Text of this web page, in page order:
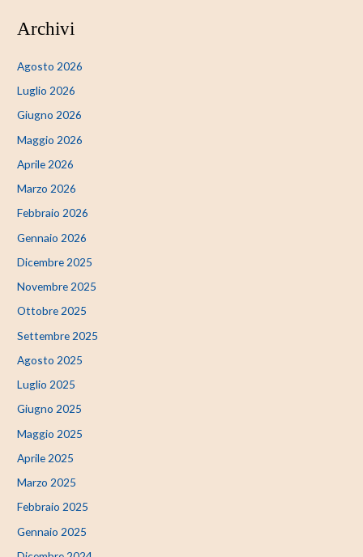
Archivi
Agosto 2026
Luglio 2026
Giugno 2026
Maggio 2026
Aprile 2026
Marzo 2026
Febbraio 2026
Gennaio 2026
Dicembre 2025
Novembre 2025
Ottobre 2025
Settembre 2025
Agosto 2025
Luglio 2025
Giugno 2025
Maggio 2025
Aprile 2025
Marzo 2025
Febbraio 2025
Gennaio 2025